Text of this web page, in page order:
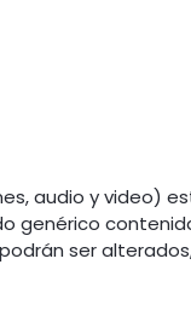
audio y video)
genérico
ser